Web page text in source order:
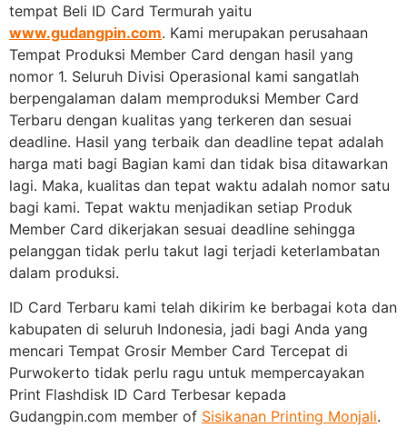
tempat Beli ID Card Termurah yaitu
www.gudangpin.com. Kami merupakan perusahaan
Tempat Produksi Member Card dengan hasil yang
nomor 1. Seluruh Divisi Operasional kami sangatlah
berpengalaman dalam memproduksi Member Card
Terbaru dengan kualitas yang terkeren dan sesuai
deadline. Hasil yang terbaik dan deadline tepat adalah
harga mati bagi Bagian kami dan tidak bisa ditawarkan
lagi. Maka, kualitas dan tepat waktu adalah nomor satu
bagi kami. Tepat waktu menjadikan setiap Produk
Member Card dikerjakan sesuai deadline sehingga
pelanggan tidak perlu takut lagi terjadi keterlambatan
dalam produksi.
ID Card Terbaru kami telah dikirim ke berbagai kota dan
kabupaten di seluruh Indonesia, jadi bagi Anda yang
mencari Tempat Grosir Member Card Tercepat di
Purwokerto tidak perlu ragu untuk mempercayakan
Print Flashdisk ID Card Terbesar kepada
Gudangpin.com member of Sisikanan Printing Monjali.